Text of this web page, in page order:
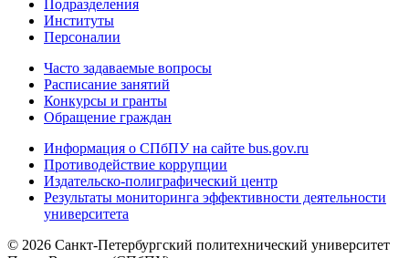
Подразделения
Институты
Персоналии
Часто задаваемые вопросы
Расписание занятий
Конкурсы и гранты
Обращение граждан
Информация о СПбПУ на сайте bus.gov.ru
Противодействие коррупции
Издательско-полиграфический центр
Результаты мониторинга эффективности деятельности
университета
© 2026 Санкт-Петербургский политехнический университет